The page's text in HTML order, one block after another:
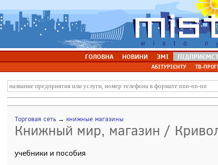
ГОЛОВНА НОВИНИ ЗМІ
АБІТУРІЄНТУ ТВ-
Торговая сеть → книжные магазины
Книжный мир, магазин /
учебники и пособия